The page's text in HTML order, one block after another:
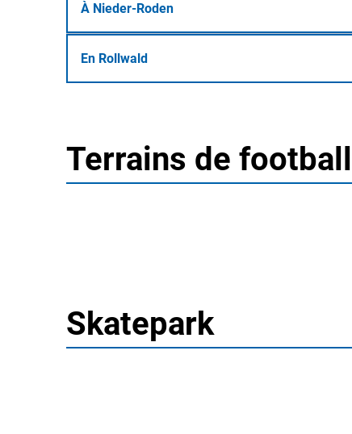
À Nieder-Roden
En Rollwald
Terrains de football
Skatepark